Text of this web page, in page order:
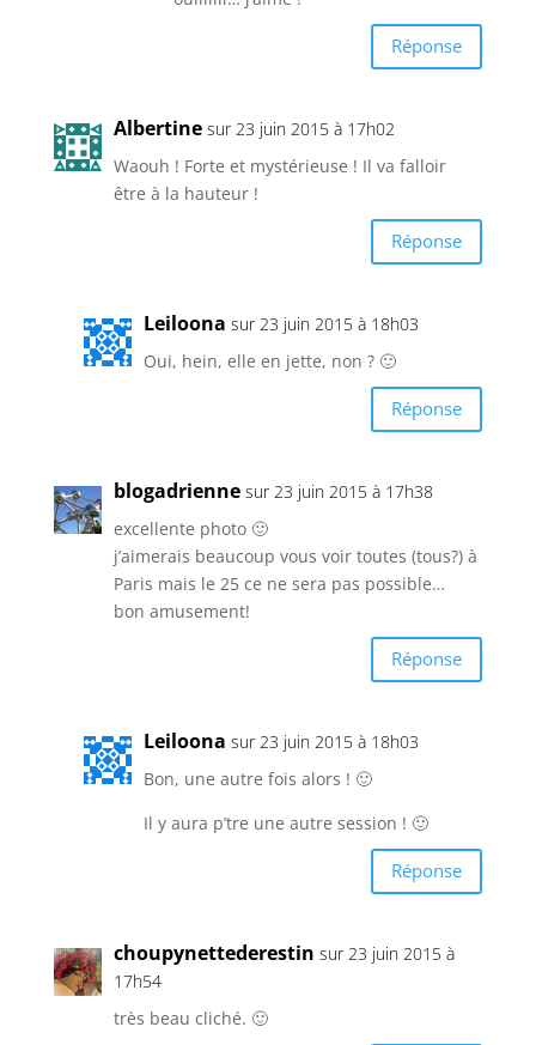
Réponse
Albertine sur 23 juin 2015 à 17h02
Waouh ! Forte et mystérieuse ! Il va falloir
être à la hauteur !
Réponse
Leiloona sur 23 juin 2015 à 18h03
Oui, hein, elle en jette, non ? 🙂
Réponse
blogadrienne sur 23 juin 2015 à 17h38
excellente photo 🙂
j’aimerais beaucoup vous voir toutes (tous?) à
Paris mais le 25 ce ne sera pas possible…
bon amusement!
Réponse
Leiloona sur 23 juin 2015 à 18h03
Bon, une autre fois alors ! 🙂
Il y aura p’tre une autre session ! 🙂
Réponse
choupynettederestin sur 23 juin 2015 à
17h54
très beau cliché. 🙂